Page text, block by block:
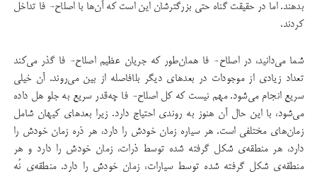
بدهند. اما در حقیقت گناه حتی بزرگتر‌شان این است که آن‌ها با اصلاح- فا تداخل
کردند.
شما می‌دانید، در اصلاح- فا همان‌طور که جریان عظیم اصلاح- فا گذر می‌کند
تعداد زیادی از موجودات در بعدهای دیگر بلافاصله از بین می‌روند. آن خیلی
سریع انجام می‌شود. مهم نیست که کل اصلاح- فا چه‌قدر سریع به جلو هل داده
می‌شود، با این حال آن هنوز به روندی احتیاج دارد. زیرا بعدهای کیهان شامل
زمان‌های مختلفی است. هر سیاره زمان خودش را دارد، هر ذره زمان خودش را
دارد، هر منطقه‌ی شکل گرفته‌ شده توسط ذرات، زمان خودش را دارد و هر
منطقه‌ی شکل گرفته شده توسط سیارات، زمان خودش را دارد. منطقه‌ی نُه